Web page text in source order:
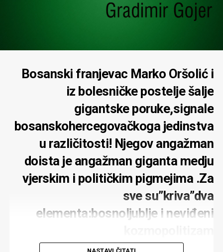
Bosanski franjevac Marko Oršolić i
iz bolesničke postelje šalje
gigantske poruke,signale
bosanskohercegovačkoga jedinstva
u različitosti! Njegov angažman
doista je angažman giganta medju
vjerskim i političkim pigmejima .Za
sve su”kriva”dva
elementa:bosnoljublje i neviđeni